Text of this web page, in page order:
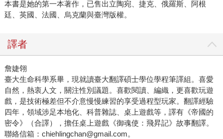
本書是她的第一本著作，已售出立陶宛、捷克、俄羅斯、阿根
廷、英國、法國、烏克蘭與臺灣版權。
譯者
詹婕翎
臺大生命科學系畢，現就讀臺大翻譯碩士學位學程筆譯組。喜愛
自然，熱衷人文，關注性別議題。喜歡閱讀、編織，更喜歡玩遊
戲，是技術極差但不介意慢慢練習的享受過程型玩家。翻譯經驗
四年，領域涉足本地化、科普雜誌、桌上遊戲等，譯有《帝國的
密令》（合譯），擔任桌上遊戲《御魂使：飛昇記》故事翻譯。
聯絡信箱：chiehlingchan@gmail.com。